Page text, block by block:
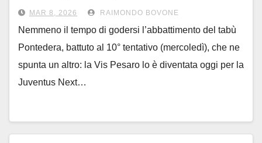
3^ sconfitta nelle ultime 4 gare
MAR 8, 2026 RAIMONDO BOVONE
Nemmeno il tempo di godersi l’abbattimento del tabù
Pontedera, battuto al 10° tentativo (mercoledì), che ne
spunta un altro: la Vis Pesaro lo è diventata oggi per la
Juventus Next…